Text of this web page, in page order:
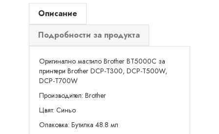
Описание
Подробности за продукта
Оригинално мастило Brother BT5000C за
принтери Brother DCP-T300, DCP-T500W,
DCP-T700W
Производител: Brother
Цвят: Синьо
Опаковка: Бутилка 48.8 мл